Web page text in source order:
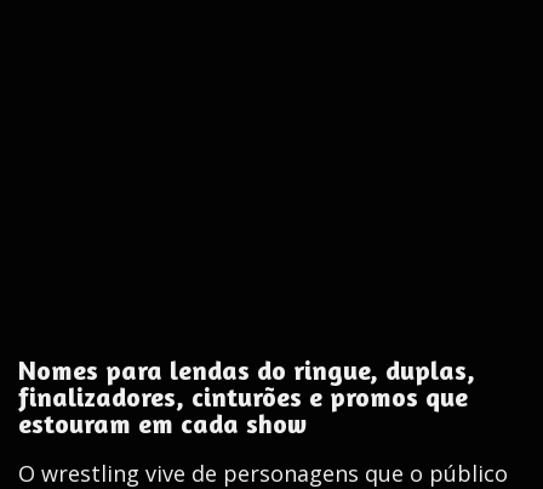
Nomes para lendas do ringue, duplas,
finalizadores, cinturões e promos que
estouram em cada show
O wrestling vive de personagens que o público